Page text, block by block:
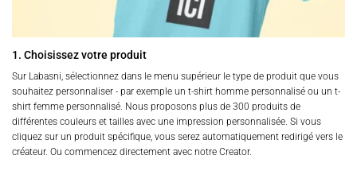
1. Choisissez votre produit
Sur Labasni, sélectionnez dans le menu supérieur le type de produit que vous
souhaitez personnaliser - par exemple un t-shirt homme personnalisé ou un t-
shirt femme personnalisé. Nous proposons plus de 300 produits de
différentes couleurs et tailles avec une impression personnalisée. Si vous
cliquez sur un produit spécifique, vous serez automatiquement redirigé vers le
créateur. Ou commencez directement avec notre Creator.